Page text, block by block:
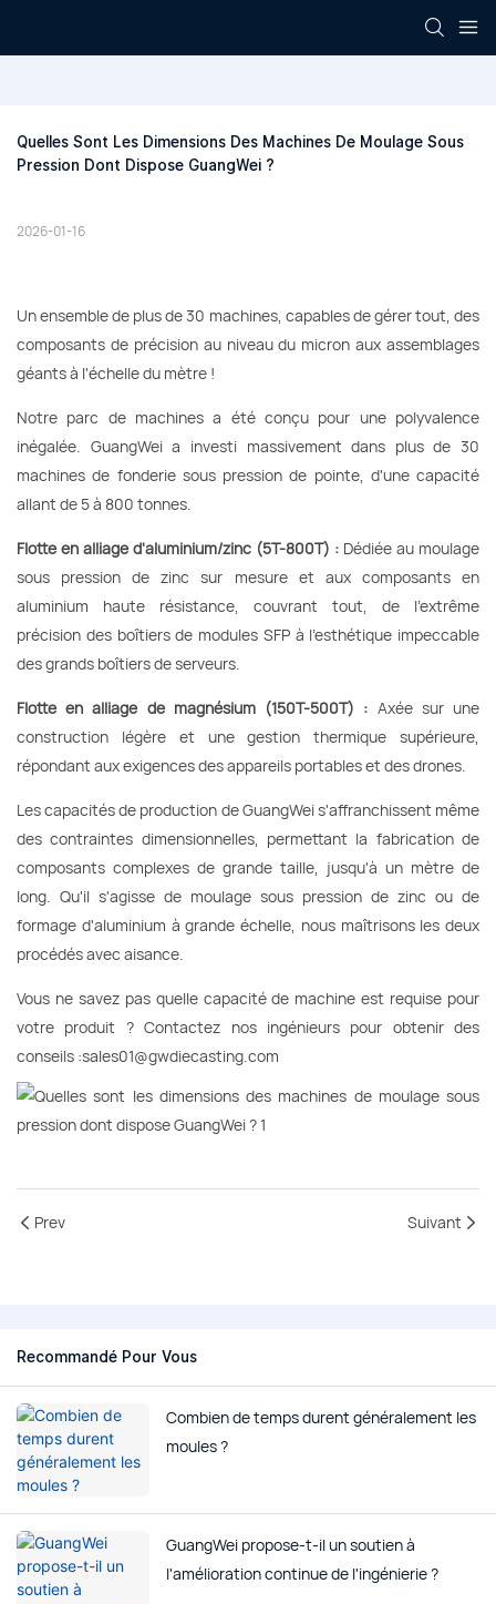
Quelles Sont Les Dimensions Des Machines De Moulage Sous
Pression Dont Dispose GuangWei ?
2026-01-16
Un ensemble de plus de 30 machines, capables de gérer tout, des
composants de précision au niveau du micron aux assemblages
géants à l'échelle du mètre !
Notre parc de machines a été conçu pour une polyvalence
inégalée. GuangWei a investi massivement dans plus de 30
machines de fonderie sous pression de pointe, d'une capacité
allant de 5 à 800 tonnes.
Flotte en alliage d'aluminium/zinc (5T-800T) : Dédiée au moulage
sous pression de zinc sur mesure et aux composants en
aluminium haute résistance, couvrant tout, de l'extrême
précision des boîtiers de modules SFP à l'esthétique impeccable
des grands boîtiers de serveurs.
Flotte en alliage de magnésium (150T-500T) : Axée sur une
construction légère et une gestion thermique supérieure,
répondant aux exigences des appareils portables et des drones.
Les capacités de production de GuangWei s'affranchissent même
des contraintes dimensionnelles, permettant la fabrication de
composants complexes de grande taille, jusqu'à un mètre de
long. Qu'il s'agisse de moulage sous pression de zinc ou de
formage d'aluminium à grande échelle, nous maîtrisons les deux
procédés avec aisance.
Vous ne savez pas quelle capacité de machine est requise pour
votre produit ? Contactez nos ingénieurs pour obtenir des
conseils :sales01@gwdiecasting.com
Prev Suivant
Recommandé Pour Vous
Combien de temps durent généralement les
moules ?
GuangWei propose-t-il un soutien à
l'amélioration continue de l'ingénierie ?